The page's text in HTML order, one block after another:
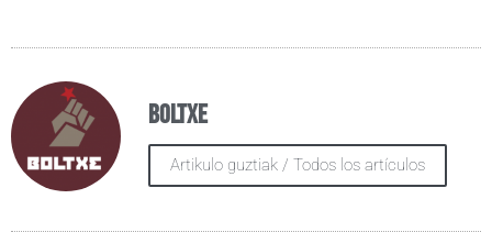
Boltxe
Artikulo guztiak / Todos los artículos